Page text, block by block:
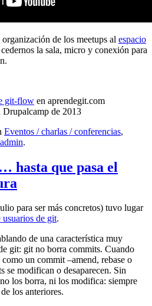
de los meetups al espacio
la sala, micro y conexión para
git-flow en aprendegit.com
Drupalcamp de 2013
Eventos / charlas / conferencias,
admin.
hasta que pasa el
para ser más concretos) tuvo lugar
usuarios de git.
de una característica muy
git: git no borra commits. Cuando
un commit –amend, rebase o
se modifican o desaparecen. Sin
los borra, ni los modifica: siempre
los anteriores.